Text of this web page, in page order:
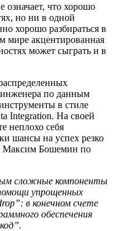
означает, что хорошо
но ни в одной
хорошо разбираться в
мире акцентированная
может сыграть и в
по данным
в стиле
Integration. На своей
неплохо себя
шансы на успех резко
Максим Бошемин по
сложные компоненты
упрощенных
в конечном счете
обеспечения